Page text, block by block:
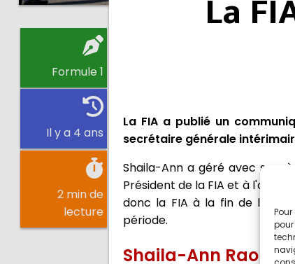
Formule 1
Il y a 4 ans
2 min de
lecture
La
La FIA a publié un
secrétaire générale
Shaila-Ann a géré avec
Président de la FIA et à
donc la FIA à la fin de la
période.
Shaila-Ann Rao va